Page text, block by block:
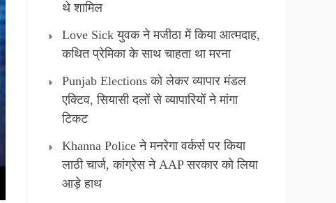
थे शामिल
Love Sick युवक ने मजीठा में किया आत्मदाह,
कथित प्रेमिका के साथ चाहता था मरना
Punjab Elections को लेकर व्यापार मंडल
एक्टिव, सियासी दलों से व्यापारियों ने मांगा
टिकट
Khanna Police ने मनरेगा वर्कर्स पर किया
लाठी चार्ज, कांग्रेस ने AAP सरकार को लिया
आड़े हाथ